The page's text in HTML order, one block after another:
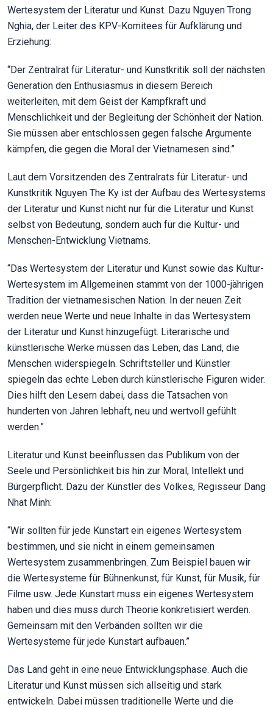
Wertesystem der Literatur und Kunst. Dazu Nguyen Trong
Nghia, der Leiter des KPV-Komitees für Aufklärung und
Erziehung:
“Der Zentralrat für Literatur- und Kunstkritik soll der nächsten
Generation den Enthusiasmus in diesem Bereich
weiterleiten, mit dem Geist der Kampfkraft und
Menschlichkeit und der Begleitung der Schönheit der Nation.
Sie müssen aber entschlossen gegen falsche Argumente
kämpfen, die gegen die Moral der Vietnamesen sind.”
Laut dem Vorsitzenden des Zentralrats für Literatur- und
Kunstkritik Nguyen The Ky ist der Aufbau des Wertesystems
der Literatur und Kunst nicht nur für die Literatur und Kunst
selbst von Bedeutung, sondern auch für die Kultur- und
Menschen-Entwicklung Vietnams.
“Das Wertesystem der Literatur und Kunst sowie das Kultur-
Wertesystem im Allgemeinen stammt von der 1000-jährigen
Tradition der vietnamesischen Nation. In der neuen Zeit
werden neue Werte und neue Inhalte in das Wertesystem
der Literatur und Kunst hinzugefügt. Literarische und
künstlerische Werke müssen das Leben, das Land, die
Menschen widerspiegeln. Schriftsteller und Künstler
spiegeln das echte Leben durch künstlerische Figuren wider.
Dies hilft den Lesern dabei, dass die Tatsachen von
hunderten von Jahren lebhaft, neu und wertvoll gefühlt
werden.”
Literatur und Kunst beeinflussen das Publikum von der
Seele und Persönlichkeit bis hin zur Moral, Intellekt und
Bürgerpflicht. Dazu der Künstler des Volkes, Regisseur Dang
Nhat Minh:
“Wir sollten für jede Kunstart ein eigenes Wertesystem
bestimmen, und sie nicht in einem gemeinsamen
Wertesystem zusammenbringen. Zum Beispiel bauen wir
die Wertesysteme für Bühnenkunst, für Kunst, für Musik, für
Filme usw. Jede Kunstart muss ein eigenes Wertesystem
haben und dies muss durch Theorie konkretisiert werden.
Gemeinsam mit den Verbänden sollten wir die
Wertesysteme für jede Kunstart aufbauen.”
Das Land geht in eine neue Entwicklungsphase. Auch die
Literatur und Kunst müssen sich allseitig und stark
entwickeln. Dabei müssen traditionelle Werte und die